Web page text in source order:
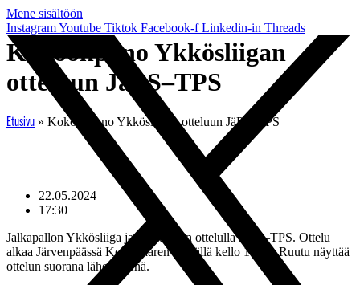
Mene sisältöön
InstagramYoutube Tiktok Facebook-f Linkedin-in Threads
Kokoonpano Ykkösliigan
otteluun JäPS–TPS
Etusivu » Kokoonpano Ykkösliigan otteluun JäPS–TPS
22.05.2024
17:30
Jalkapallon Ykkösliiga jatkuu tänään ottelulla JäPS–TPS. Ottelu
alkaa Järvenpäässä Koivusaaren kentällä kello 18.30. Ruutu näyttää
ottelun suorana lähetyksenä.